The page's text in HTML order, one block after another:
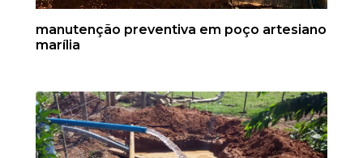
manutenção preventiva em poço artesiano
marília